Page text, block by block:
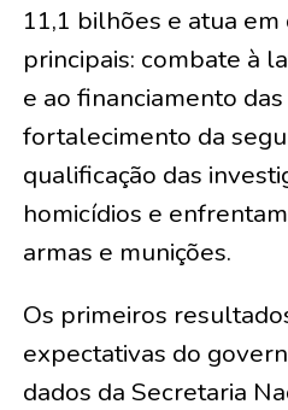
11,1 bilhões e atua
principais: combate à
e ao financiamento das
fortalecimento da
qualificação das
homicídios e
armas e munições.
Os primeiros
expectativas do
dados da Secretaria